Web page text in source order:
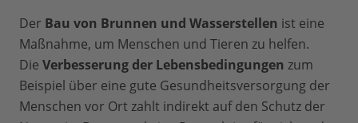
Der Bau von Brunnen und Wasserstellen ist eine
Maßnahme, um Menschen und Tieren zu helfen.
Die Verbesserung der Lebensbedingungen zum
Beispiel über eine gute Gesundheitsversorgung der
Menschen vor Ort zahlt indirekt auf den Schutz der